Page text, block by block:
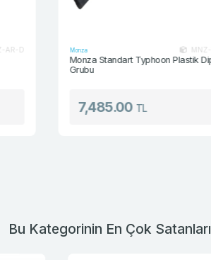
MNZ-TP-SK
Monza Standart Typhoon Plastik Dipçik
7,485.00TL
Bu Kategorinin En Çok Satanları